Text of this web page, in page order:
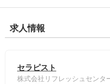
求人情報
セラピスト
株式会社リフレッシュセンタ